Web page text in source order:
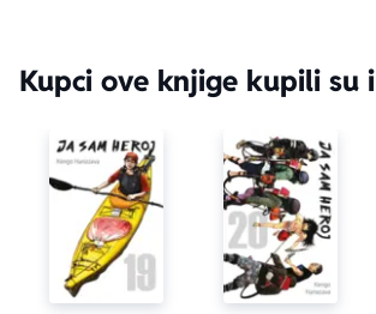
Kupci ove knjige kupili su i